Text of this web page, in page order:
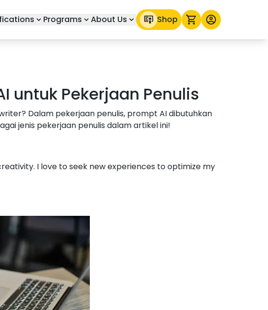
Programs About Us Shop
untuk Pekerjaan Penulis
Dalam pekerjaan penulis, prompt AI dibutuhkan
jenis pekerjaan penulis dalam artikel ini!
I love to seek new experiences to optimize my